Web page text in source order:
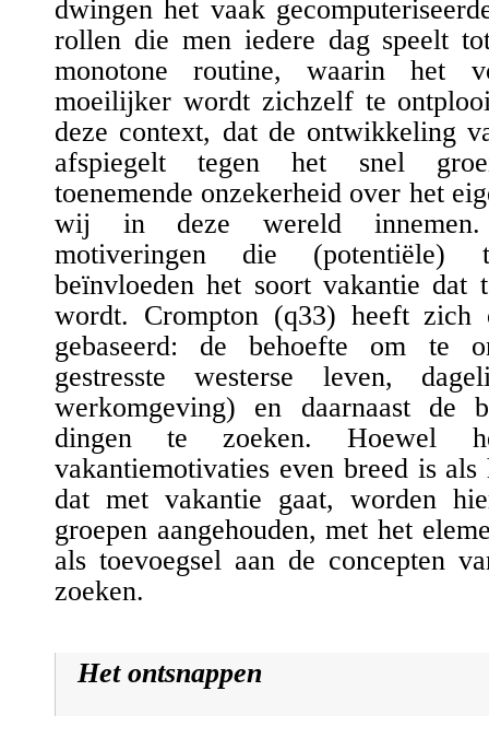
dwingen het vaak
rollen die men iedere dag speelt
monotone routine, waarin het
moeilijker wordt zichzelf te
deze context, dat de ontwikkeling
afspiegelt tegen het snel
toenemende onzekerheid over het
wij in deze wereld innemen.
motiveringen die (potentiële)
beïnvloeden het soort vakantie dat
wordt. Crompton (q33) heeft zich
gebaseerd: de behoefte om te
gestresste westerse leven,
werkomgeving) en daarnaast de
dingen te zoeken. Hoewel
vakantiemotivaties even breed is
dat met vakantie gaat, worden
groepen aangehouden, met het
als toevoegsel aan de concepten
zoeken.
Het ontsnappen